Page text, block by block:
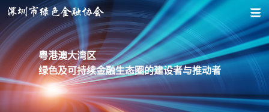
粤港澳大湾区
绿色及可持续金融生态圈的建设者与推动者